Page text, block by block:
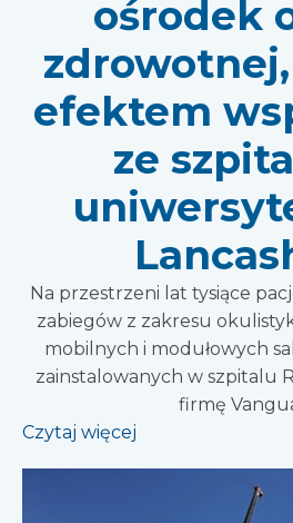
ośrodek
efektem
ze
Na przestrzeni lat tysiące
zabiegów z zakresu
mobilnych i modułowych
zainstalowanych w szpitalu
firmę
Czytaj więcej